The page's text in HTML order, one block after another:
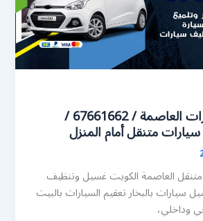
رقم غسيل سيارات العاصمة / 67661662 /
متنقل أمام المنزل
العاصمة الكويت غسيل وتنظيف
سيارات بالبخار تعقيم السيارات بالبيت
وداخلي،